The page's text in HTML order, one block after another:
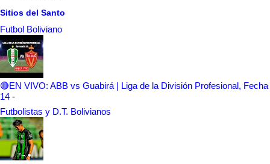
Sitios del Santo
Futbol Boliviano
🔴EN VIVO: ABB vs Guabirá | Liga de la División Profesional, Fecha
14 -
Futbolistas y D.T. Bolivianos